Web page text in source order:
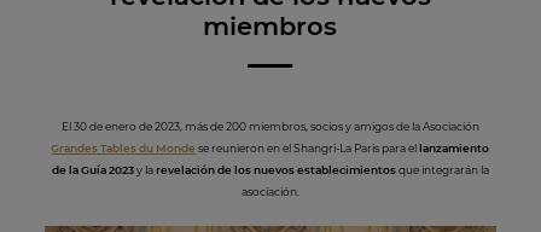
miembros
El 30 de enero de 2023, más de 200 miembros, socios y amigos de la Asociación
Grandes Tables du Monde se reunieron en el Shangri-La Paris para ellanzamiento
de la Guía 2023y larevelación de los nuevos establecimientosque integrarán la
asociación.